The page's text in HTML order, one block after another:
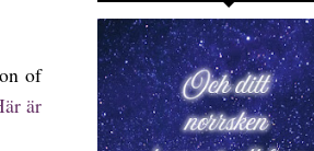
of
är